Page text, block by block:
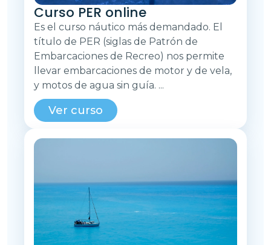
Curso PER online
Es el curso náutico más demandado. El
título de PER (siglas de Patrón de
Embarcaciones de Recreo) nos permite
llevar embarcaciones de motor y de vela,
y motos de agua sin guía. ...
Ver curso